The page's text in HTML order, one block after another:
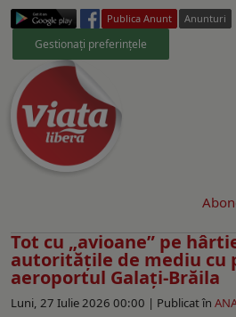
Publica Anunt Anunturi
Gestionați preferințele
Tot cu „avioane” pe
autorităţile de mediu cu
aeroportul Galaţi-Brăila
Luni, 27 Iulie 2026 00:00 | Publicat în